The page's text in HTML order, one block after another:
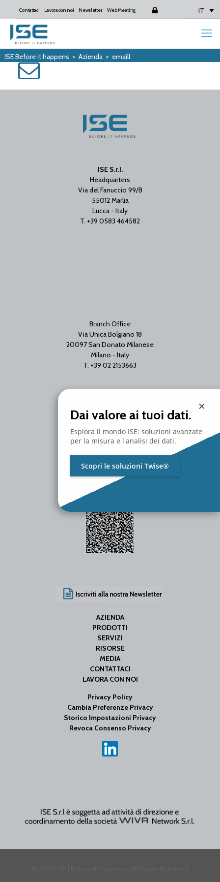
Contattaci Lavora con noi Newsletter Web Meeting IT
ISE Before it happens > Azienda> emaill
ISE S.r.l.
Headquarters
Via del Fanuccio 99/B
55012 Marlia
Lucca - Italy
T. +39 0583 464582
Branch Office
Via Unica Bolgiano 18
20097 San Donato Milanese
Milano - Italy
T. +39 02 2153663
P.Iva / C.F. 01642060469
SDI Code: SUBM70N
info@iseweb.net
AZIENDA
PRODOTTI
SERVIZI
RISORSE
MEDIA
CONTATTACI
LAVORA CON NOI
Privacy Policy
Cambia Preferenze Privacy
Storico Impostazioni Privacy
Revoca Consenso Privacy
×
Dai valore ai tuoi dati.
Esplora il mondo ISE: soluzioni avanzate
per la misura e l'analisi dei dati.
Scopri le soluzioni Twise®